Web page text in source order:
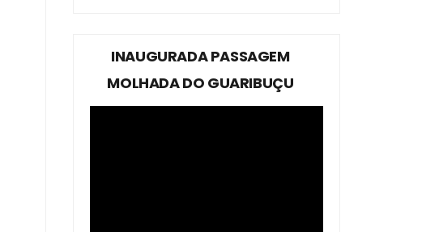
INAUGURADA PASSAGEM
MOLHADA DO GUARIBUÇU